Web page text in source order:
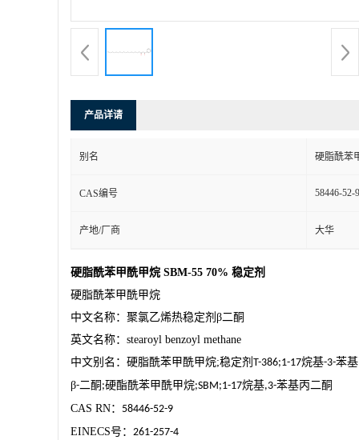
产品详请
别名 硬脂酰苯
CAS编号 58446-52-9
产地/厂商 大华
硬脂酰苯甲酰甲烷 SBM-55 70% 稳定剂
硬脂酰苯甲酰甲烷
中文名称：聚氯乙烯热稳定剂 β二酮
英文名称： stearoyl benzoyl methane
中文别名：硬脂酰苯甲酰甲烷;稳定剂 T-386;1-17烷基-3-苯
β-二酮 ;硬酯酰苯甲酰甲烷;SBM;1-17烷基,3-苯基丙二酮
CAS RN： 58446-52-9
EINECS号： 261-257-4